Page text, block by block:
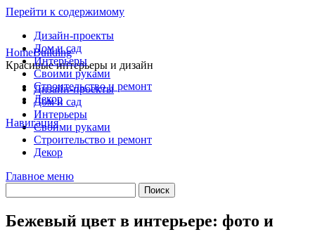
Перейти к содержимому
Дизайн-проекты
Дом и сад
Интерьеры
Своими руками
Строительство и ремонт
Декор
Навигация
HomeBuilding
Красивые интерьеры и дизайн
Дизайн-проекты
Дом и сад
Интерьеры
Своими руками
Строительство и ремонт
Декор
Главное меню
Бежевый цвет в интерьере: фото и